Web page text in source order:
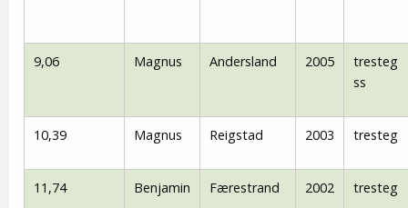
9,06 Magnus Andersland 2005
tresteg
ss
10,39 Magnus Reigstad 2003 tresteg
11,74 Benjamin Færestrand 2002 tresteg